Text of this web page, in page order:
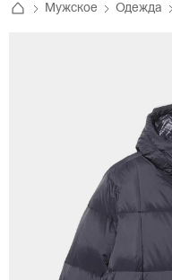
Мужское Одежда